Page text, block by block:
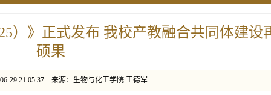
）》正式发布 我校产教融合共同体建设
硕果
29 21:05:37 来源：生物与化工学院 王德军